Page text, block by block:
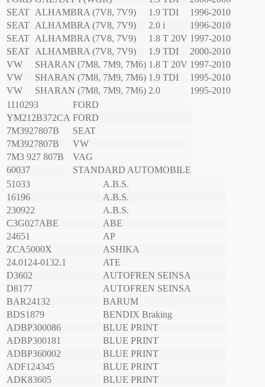
SEAT ALHAMBRA (7V8, 7V9) 1.9 TDI
1996-2010
SEAT ALHAMBRA (7V8, 7V9) 2.0 i
1996-2010
SEAT ALHAMBRA (7V8, 7V9) 1.8 T 20V 1997-2010
SEAT ALHAMBRA (7V8, 7V9) 1.9 TDI
2000-2010
VW
SHARAN (7M8, 7M9, 7M6) 1.8 T 20V 1997-2010
VW
SHARAN (7M8, 7M9, 7M6) 1.9 TDI
1995-2010
VW
SHARAN (7M8, 7M9, 7M6) 2.0
1995-2010
1110293
FORD
YM212B372CA FORD
7M3927807B
SEAT
7M3927807B
VW
7M3 927 807B
VAG
60037
STANDARD AUTOMOBILE
51033
A.B.S.
16196
A.B.S.
230922
A.B.S.
C3G027ABE
ABE
24651
AP
ZCA5000X
ASHIKA
24.0124-0132.1
ATE
D3602
AUTOFREN SEINSA
D8177
AUTOFREN SEINSA
BAR24132
BARUM
BDS1879
BENDIX Braking
ADBP300086
BLUE PRINT
ADBP300181
BLUE PRINT
ADBP360002
BLUE PRINT
ADF124345
BLUE PRINT
ADK83605
BLUE PRINT